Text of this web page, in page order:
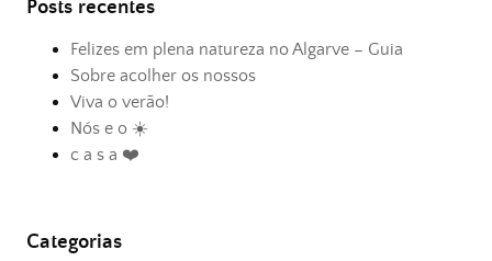
Posts recentes
Felizes em plena natureza no Algarve – Guia
Sobre acolher os nossos
Viva o verão!
Nós e o ☀️
c a s a ❤️
Categorias